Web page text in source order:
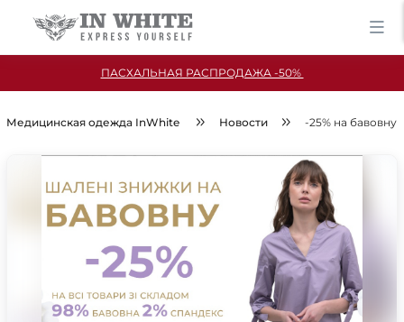
ПАСХАЛЬНАЯ РАСПРОДАЖА -50%
Медицинская одежда InWhite Новости -25% на бавовну